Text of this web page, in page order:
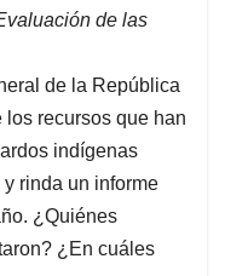
de las
de la República
recursos que han
indígenas
rinda un informe
¿Quiénes
¿En cuáles